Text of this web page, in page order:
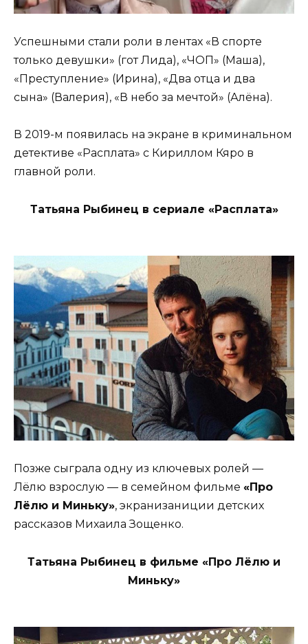
Успешными стали роли в лентах «В спорте
только девушки» (гот Лида), «ЧОП» (Маша),
«Преступление» (Ирина), «Два отца и два
сына» (Валерия), «В небо за мечтой» (Алёна).
В 2019-м появилась на экране в криминальном
детективе «Расплата» с Кириллом Кяро в
главной роли.
Татьяна Рыбинец в сериале «Расплата»
Позже сыграла одну из ключевых ролей —
Лёлю взрослую — в семейном фильме «Про
Лёлю и Миньку», экранизаниции детских
рассказов Михаила Зощенко.
Татьяна Рыбинец в фильме «Про Лёлю и
Миньку»